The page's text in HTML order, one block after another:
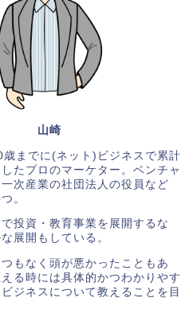
山崎
までに(ネット)ビジネスで累計
たプロのマーケター。ベンチャ
次産業の社団法人の役員など
。
投資・教育事業を展開するな
展開もしている。
もなく頭が悪かったこともあ
る時には具体的かつわかりやす
ジネスについて教えることを目